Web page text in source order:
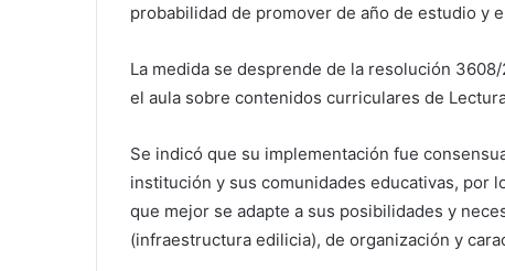
probabilidad de promover de año de estudio y
La medida se desprende de la resolución
el aula sobre contenidos curriculares de
Se indicó que su implementación fue
institución y sus comunidades educativas, por
que mejor se adapte a sus posibilidades y
(infraestructura edilicia), de organización y